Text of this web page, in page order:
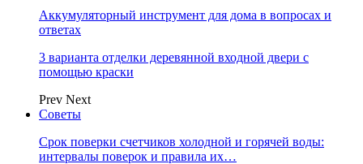
Аккумуляторный инструмент для дома в вопросах и
ответах
3 варианта отделки деревянной входной двери с
помощью краски
Prev Next
Советы
Срок поверки счетчиков холодной и горячей воды:
интервалы поверок и правила их…